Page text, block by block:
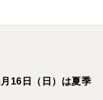
16日（日）は夏季